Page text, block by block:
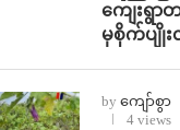
ကျေးရွာ
မှစိုက်ပျို
by ကျော်စွာ
4 views